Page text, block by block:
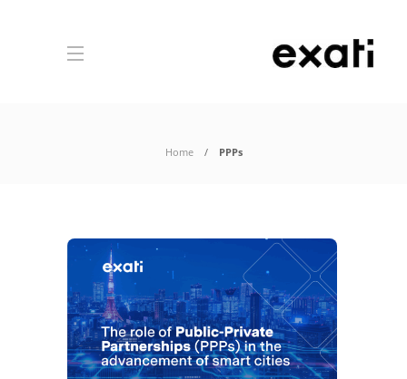
Home PPPs